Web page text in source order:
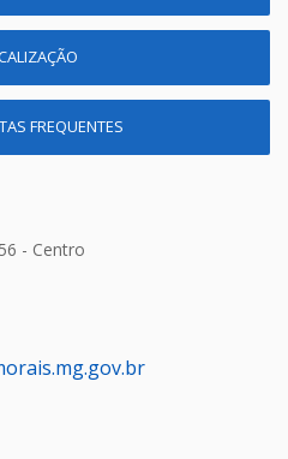
FREQUENTES
- Centro